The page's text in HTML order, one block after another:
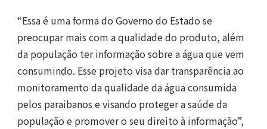
“Essa é uma forma do Governo do Estado se
preocupar mais com a qualidade do produto, além
da população ter informação sobre a água que vem
consumindo. Esse projeto visa dar transparência ao
monitoramento da qualidade da água consumida
pelos paraibanos e visando proteger a saúde da
população e promover o seu direito à informação”,